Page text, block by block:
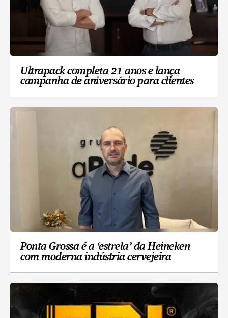
Ultrapack completa 21 anos e lança
campanha de aniversário para clientes
Ponta Grossa é a ‘estrela’ da Heineken
com moderna indústria cervejeira